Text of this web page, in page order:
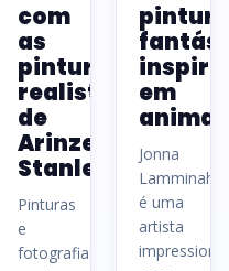
com
as
pinturas
realistas
de
Arinze
Stanley
Pinturas
e
fotografias
em
Jonna
Lamminaho
é uma
artista